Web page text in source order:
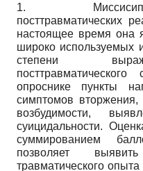
1.
посттравматических
настоящее время она
широко используемых
степени
опроснике пункты
симптомов вторжения,
возбудимости,
суицидальности.
суммированием
позволяет
травматического